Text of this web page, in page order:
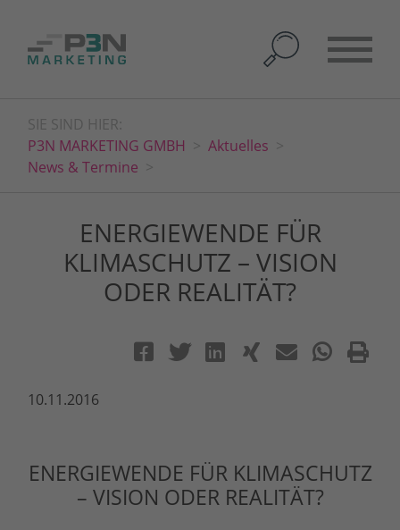
SIE SIND HIER:
P3N MARKETING GMBH
Aktuelles
News & Termine
ENERGIEWENDE FÜR
KLIMASCHUTZ – VISION
ODER REALITÄT?
10.11.2016
ENERGIEWENDE FÜR KLIMASCHUTZ
– VISION ODER REALITÄT?